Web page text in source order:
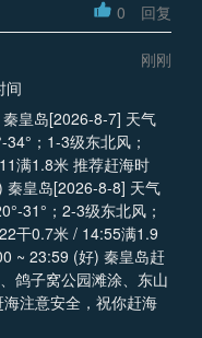
0 回复
刚刚
间
秦皇岛[2026-8-7] 天气
；1-3级东北风；
满1.8米 推荐赶海时
31°；2-3级东北风；
干0.7米 / 14:55满1.9
~ 23:59 (好) 秦皇岛赶
鸽子窝公园滩涂、东山
注意安全，祝你赶海